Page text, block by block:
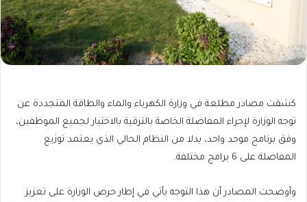
كشفت مصادر مطلعة في وزارة الكهرباء والماء والطاقة المتجددة عن
توجه الوزارة لإجراء المفاضلة الخاصة بالترقية بالاختيار لجميع الموظفين،
وفق برنامج موحد واحد، بدلا من النظام الحالي الذي يعتمد توزيع
المفاضلة على 6 برامج مختلفة.
وأوضحت المصادر أن هذا التوجه يأتي في إطار حرص الوزارة على تعزيز